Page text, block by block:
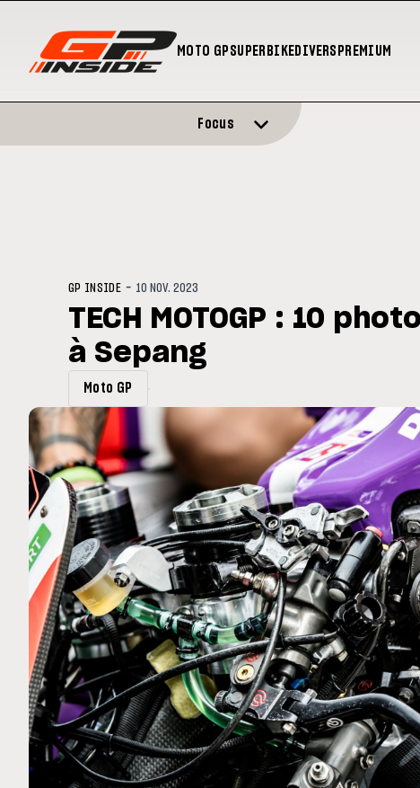
MOTO GPSUPERBIKEDIVERS PREMIUM
club spécial dans
MOTO GP
Silverstone : Horaires et
Grande-Bretagne
Focus
GP INSIDE - 10 NOV. 2023
TECH MOTOGP : 10
à Sepang
Moto GP